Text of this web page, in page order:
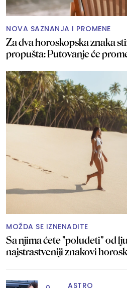
NOVA SAZNANJA I PROMENE
Za dva horoskopska znaka
propušta: Putovanje će
MOŽDA SE IZNENADITE
Sa njima ćete "poludeti" od
najstrastveniji znakovi
ASTRO